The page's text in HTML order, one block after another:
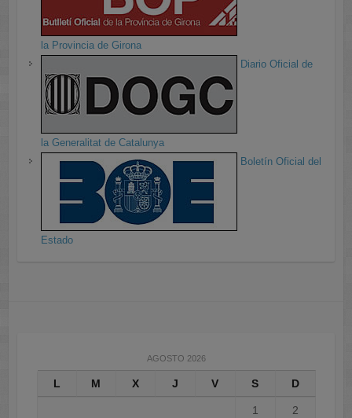
la Provincia de Girona
Diario Oficial de
la Generalitat de Catalunya
Boletín Oficial del
Estado
AGOSTO 2026
L M X J V S D
1 2